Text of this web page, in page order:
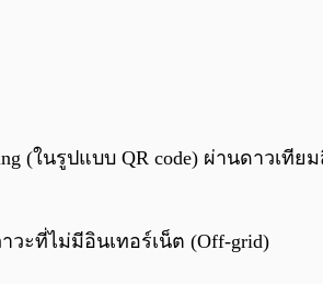
(ในรูปแบบ QR code) ผ่านดาวเทีย
ะที่ไม่มีอินเทอร์เน็ต (Off-grid)